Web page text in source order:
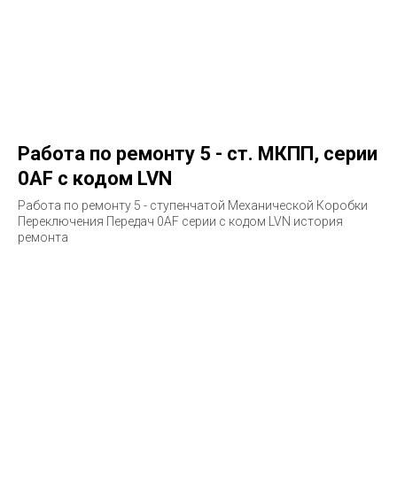
Работа по ремонту 5 - ст. МКПП, серии
0AF с кодом LVN
Работа по ремонту 5 - ступенчатой Механической Коробки
Переключения Передач 0AF серии с кодом LVN история
ремонта